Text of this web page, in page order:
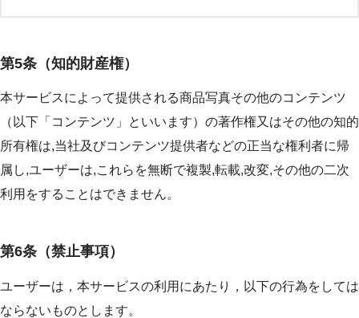
第5条（知的財産権）
本サービスによって提供される商品写真その他のコンテンツ
（以下「コンテンツ」といいます）の著作権又はその他の知的
所有権は,当社及びコンテンツ提供者などの正当な権利者に帰
属し,ユーザーは,これらを無断で複製,転載,改変,その他の二次
利用をすることはできません。
第6条（禁止事項）
ユーザーは，本サービスの利用にあたり，以下の行為をしては
ならないものとします。